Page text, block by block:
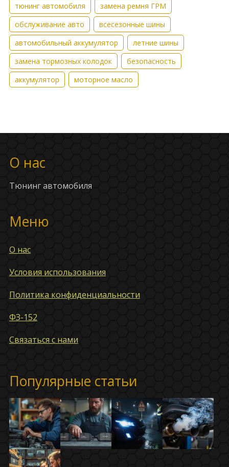
тюнинг автомобиля
замена ремня ГРМ
обслуживание авто
всесезонные шины
автомобильный аккумулятор
летние шины
замена тормозных колодок
безопасность
аккумулятор
моторное масло
О нас
Тюнинг автомобиля
Меню
О нас
Условия использования
Политика конфиденциальности
ФЗ-152
Связаться с нами
Популярные статьи